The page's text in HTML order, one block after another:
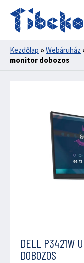
Kezdőlap » Webáruház
monitor dobozos
DELL P3421W
DOBOZOS